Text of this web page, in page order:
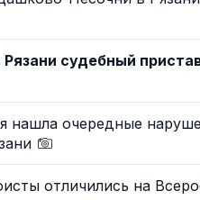
судебный
нашла очередные
отличились на